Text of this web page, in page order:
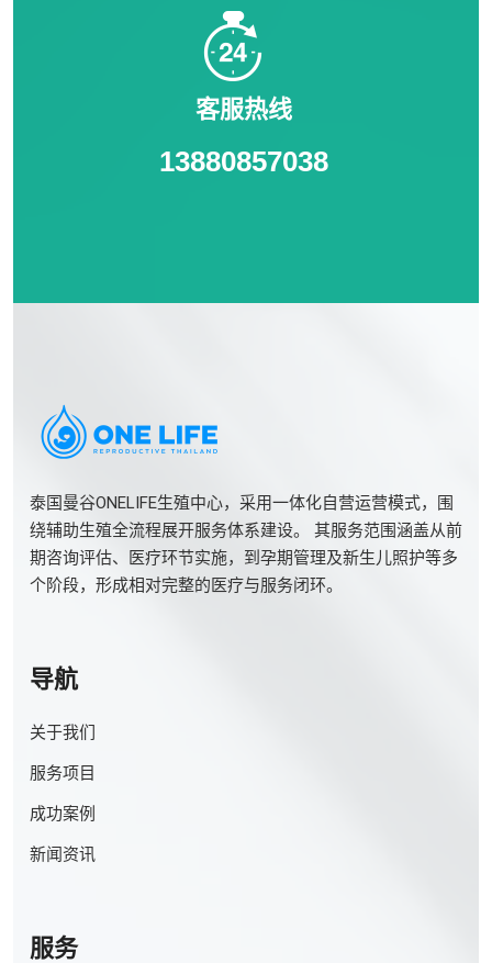
客服热线
13880857038
泰国曼谷ONELIFE生殖中心，采用一体化自营运营模式，围
绕辅助生殖全流程展开服务体系建设。 其服务范围涵盖从前
期咨询评估、医疗环节实施，到孕期管理及新生儿照护等多
个阶段，形成相对完整的医疗与服务闭环。
导航
关于我们
服务项目
成功案例
新闻资讯
服务